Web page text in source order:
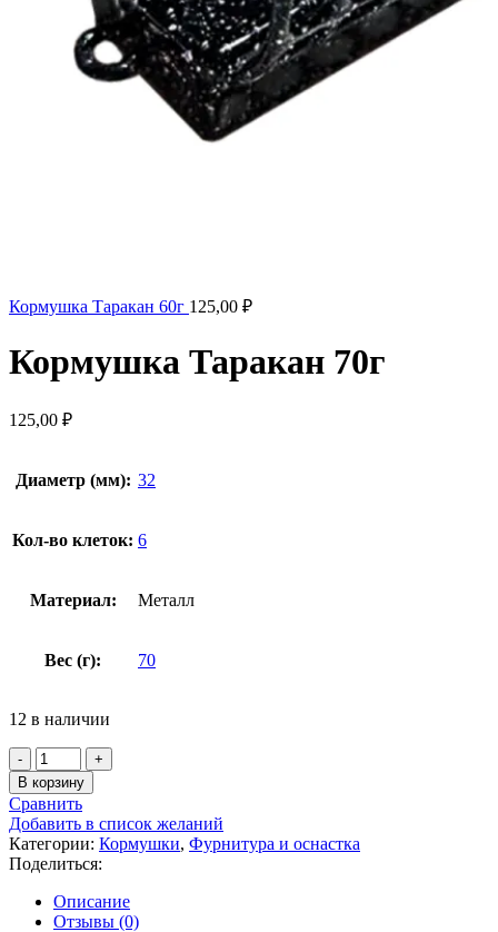
Кормушка Таракан 60г 125,00 ₽
Кормушка Таракан 70г
125,00 ₽
Диаметр (мм): 32
Кол-во клеток: 6
Материал: Металл
Вес (г): 70
12 в наличии
В корзину
Сравнить
Добавить в список желаний
Категории: Кормушки, Фурнитура и оснастка
Поделиться:
Описание
Отзывы (0)